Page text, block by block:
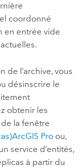
coordonné
en entrée vide
de l’archive, vous
désinscrire le
obtenir les
la fenêtre
ArcGIS Proou,
service d’entités,
à partir du